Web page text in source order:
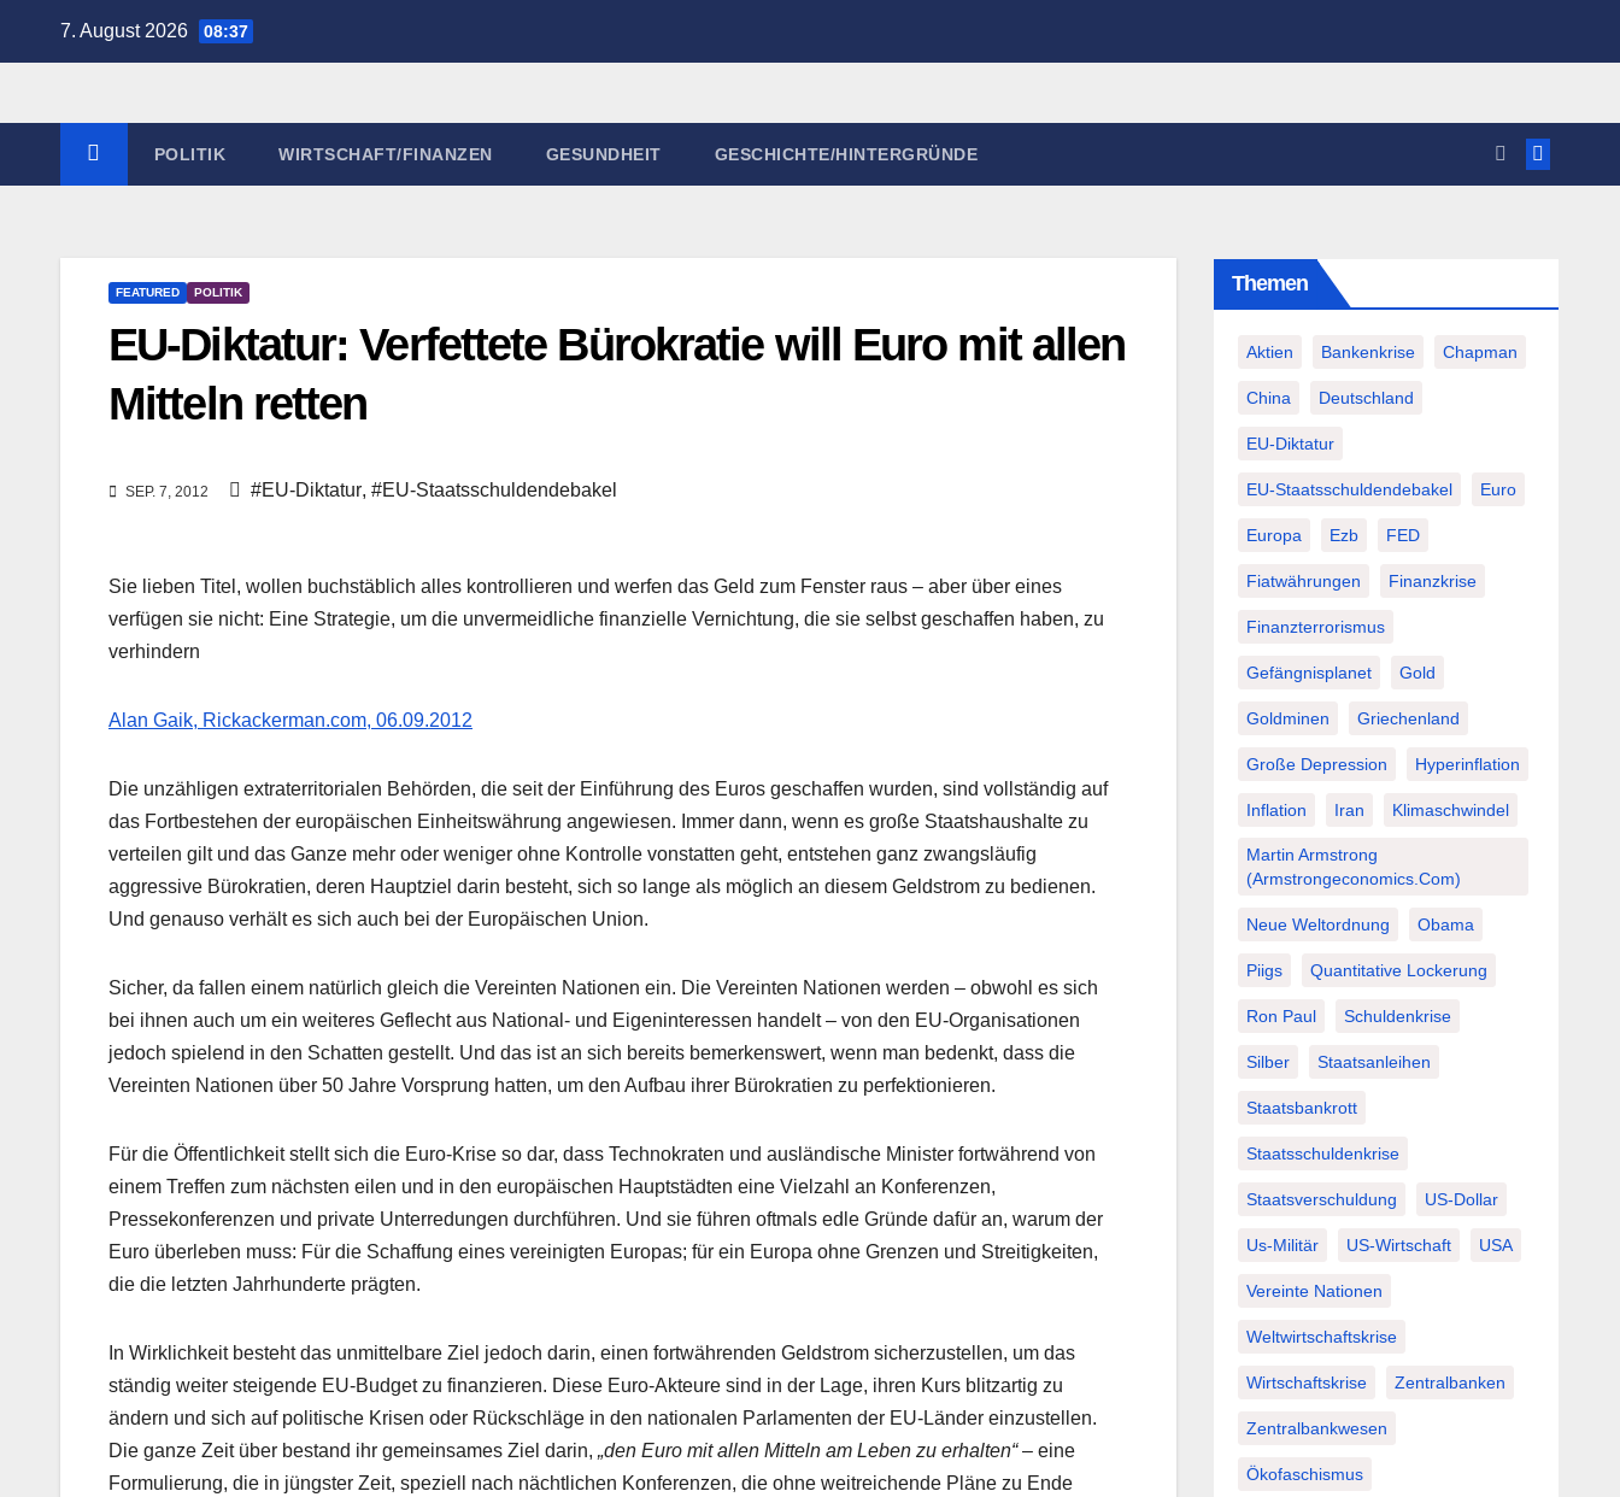
7. August 2026 08:37
POLITIK WIRTSCHAFT/FINANZEN GESUNDHEIT GESCHICHTE/HINTERGRÜNDE
FEATURED POLITIK
EU-Diktatur: Verfettete Bürokratie will Euro mit allen
Mitteln retten
SEP. 7, 2012 #EU-Diktatur, #EU-Staatsschuldendebakel
Sie lieben Titel, wollen buchstäblich alles kontrollieren und werfen das Geld zum Fenster raus – aber über eines
verfügen sie nicht: Eine Strategie, um die unvermeidliche finanzielle Vernichtung, die sie selbst geschaffen haben, zu
verhindern
Alan Gaik, Rickackerman.com, 06.09.2012
Die unzähligen extraterritorialen Behörden, die seit der Einführung des Euros geschaffen wurden, sind vollständig auf
das Fortbestehen der europäischen Einheitswährung angewiesen. Immer dann, wenn es große Staatshaushalte zu
verteilen gilt und das Ganze mehr oder weniger ohne Kontrolle vonstatten geht, entstehen ganz zwangsläufig
aggressive Bürokratien, deren Hauptziel darin besteht, sich so lange als möglich an diesem Geldstrom zu bedienen.
Und genauso verhält es sich auch bei der Europäischen Union.
Sicher, da fallen einem natürlich gleich die Vereinten Nationen ein. Die Vereinten Nationen werden – obwohl es sich
bei ihnen auch um ein weiteres Geflecht aus National- und Eigeninteressen handelt – von den EU-Organisationen
jedoch spielend in den Schatten gestellt. Und das ist an sich bereits bemerkenswert, wenn man bedenkt, dass die
Vereinten Nationen über 50 Jahre Vorsprung hatten, um den Aufbau ihrer Bürokratien zu perfektionieren.
Für die Öffentlichkeit stellt sich die Euro-Krise so dar, dass Technokraten und ausländische Minister fortwährend von
einem Treffen zum nächsten eilen und in den europäischen Hauptstädten eine Vielzahl an Konferenzen,
Pressekonferenzen und private Unterredungen durchführen. Und sie führen oftmals edle Gründe dafür an, warum der
Euro überleben muss: Für die Schaffung eines vereinigten Europas; für ein Europa ohne Grenzen und Streitigkeiten,
die die letzten Jahrhunderte prägten.
In Wirklichkeit besteht das unmittelbare Ziel jedoch darin, einen fortwährenden Geldstrom sicherzustellen, um das
ständig weiter steigende EU-Budget zu finanzieren. Diese Euro-Akteure sind in der Lage, ihren Kurs blitzartig zu
ändern und sich auf politische Krisen oder Rückschläge in den nationalen Parlamenten der EU-Länder einzustellen.
Die ganze Zeit über bestand ihr gemeinsames Ziel darin, „den Euro mit allen Mitteln am Leben zu erhalten“– eine
Formulierung, die in jüngster Zeit, speziell nach nächtlichen Konferenzen, die ohne weitreichende Pläne zu Ende
Themen
Aktien Bankenkrise Chapman
China Deutschland
EU-Diktatur
EU-Staatsschuldendebakel Euro
Europa Ezb FED
Fiatwährungen Finanzkrise
Finanzterrorismus
Gefängnisplanet Gold
Goldminen Griechenland
Große Depression Hyperinflation
Inflation Iran Klimaschwindel
Martin Armstrong
(Armstrongeconomics.com)
Neue Weltordnung Obama
Piigs Quantitative Lockerung
Ron Paul Schuldenkrise
Silber Staatsanleihen
Staatsbankrott
Staatsschuldenkrise
Staatsverschuldung US-Dollar
Us-Militär US-Wirtschaft USA
Vereinte Nationen
Weltwirtschaftskrise
Wirtschaftskrise Zentralbanken
Zentralbankwesen
Ökofaschismus